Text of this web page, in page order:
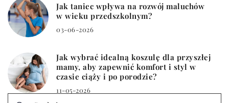
Jak taniec wpływa na rozwój maluchów
w wieku przedszkolnym?
03-06-2026
Jak wybrać idealną koszulę dla przyszłej
mamy, aby zapewnić komfort i styl w
czasie ciąży i po porodzie?
11-05-2026